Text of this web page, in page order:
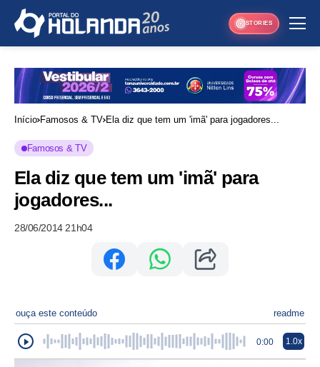
STORIES
Início Famosos & TV Ela diz que tem um 'imã' para jogadores...
Famosos & TV
Ela diz que tem um 'imã' para
jogadores...
28/06/2014 21h04
ouça este conteúdo readme
0:00 1.0x